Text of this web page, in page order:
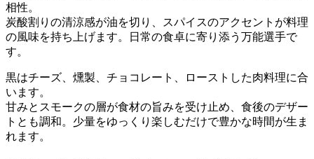
相性。
炭酸割りの清涼感が油を切り、スパイスのアクセントが料理
の風味を持ち上げます。日常の食卓に寄り添う万能選手で
す。
黒はチーズ、燻製、チョコレート、ローストした肉料理に合
います。
甘みとスモークの層が食材の旨みを受け止め、食後のデザー
トとも調和。少量をゆっくり楽しむだけで豊かな時間が生ま
れます。